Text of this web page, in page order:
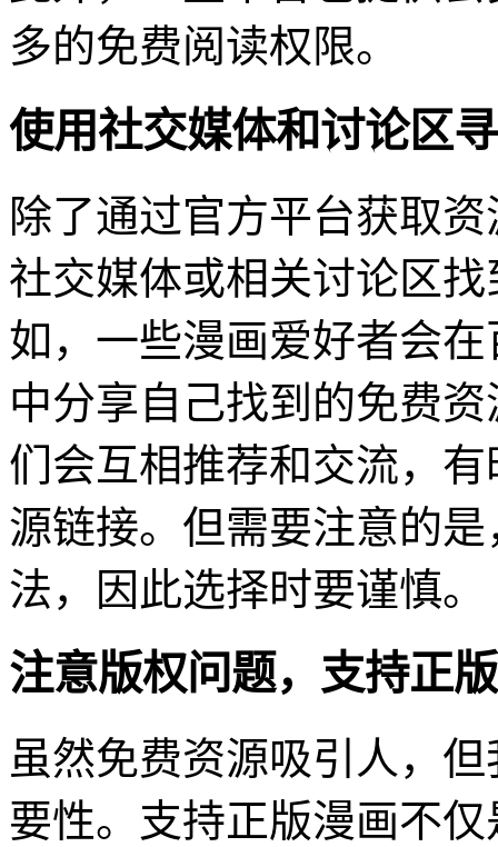
多的免费阅读权限。
使用社交媒体和讨论区
除了通过官方平台获取
社交媒体或相关讨论区
如，一些漫画爱好者会
中分享自己找到的免费
们会互相推荐和交流，
源链接。但需要注意的
法，因此选择时要谨慎。
注意版权问题，支持正版
虽然免费资源吸引人，
要性。支持正版漫画不